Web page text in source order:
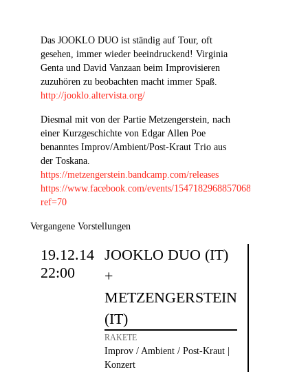
Das JOOKLO DUO ist ständig auf Tour, oft
gesehen, immer wieder beeindruckend! Virginia
Genta und David Vanzaan beim Improvisieren
zuzuhören zu beobachten macht immer Spaß.
http://jooklo.altervista.org/
Diesmal mit von der Partie Metzengerstein, nach
einer Kurzgeschichte von Edgar Allen Poe
benanntes Improv/Ambient/Post-Kraut Trio aus
der Toskana.
https://metzengerstein.bandcamp.com/releases
https://www.facebook.com/events/1547182968857068/?
ref=70
Vergangene Vorstellungen
19.12.14
22:00
JOOKLO DUO (IT)
+
METZENGERSTEIN
(IT)
RAKETE
Improv / Ambient / Post-Kraut |
Konzert